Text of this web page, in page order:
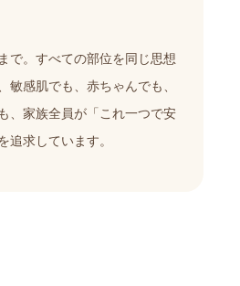
で。すべての部位を同じ思想
敏感肌でも、赤ちゃんでも、
、家族全員が「これ一つで安
追求しています。